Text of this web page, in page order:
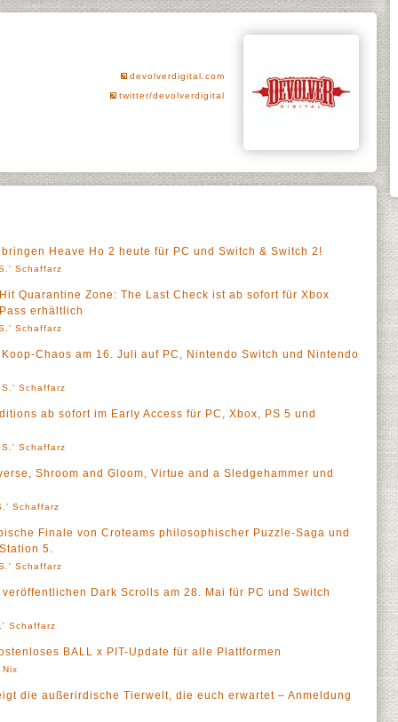
devolverdigital.com
twitter/devolverdigital
Heave Ho 2 heute für PC und Switch & Switch 2!
Schaffarz
Quarantine Zone: The Last Check ist ab sofort für Xbox
erhältlich
Schaffarz
Chaos am 16. Juli auf PC, Nintendo Switch und Nintendo
S.' Schaffarz
ab sofort im Early Access für PC, Xbox, PS 5 und
S.' Schaffarz
Shroom and Gloom, Virtue and a Sledgehammer und
Schaffarz
Finale von Croteams philosophischer Puzzle-Saga und
5.
Schaffarz
Dark Scrolls am 28. Mai für PC und Switch
Schaffarz
BALL x PIT-Update für alle Plattformen
die außerirdische Tierwelt, die euch erwartet – Anmeldung